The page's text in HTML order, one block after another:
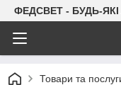
ФЕДСВЕТ - БУДЬ-
Товари та